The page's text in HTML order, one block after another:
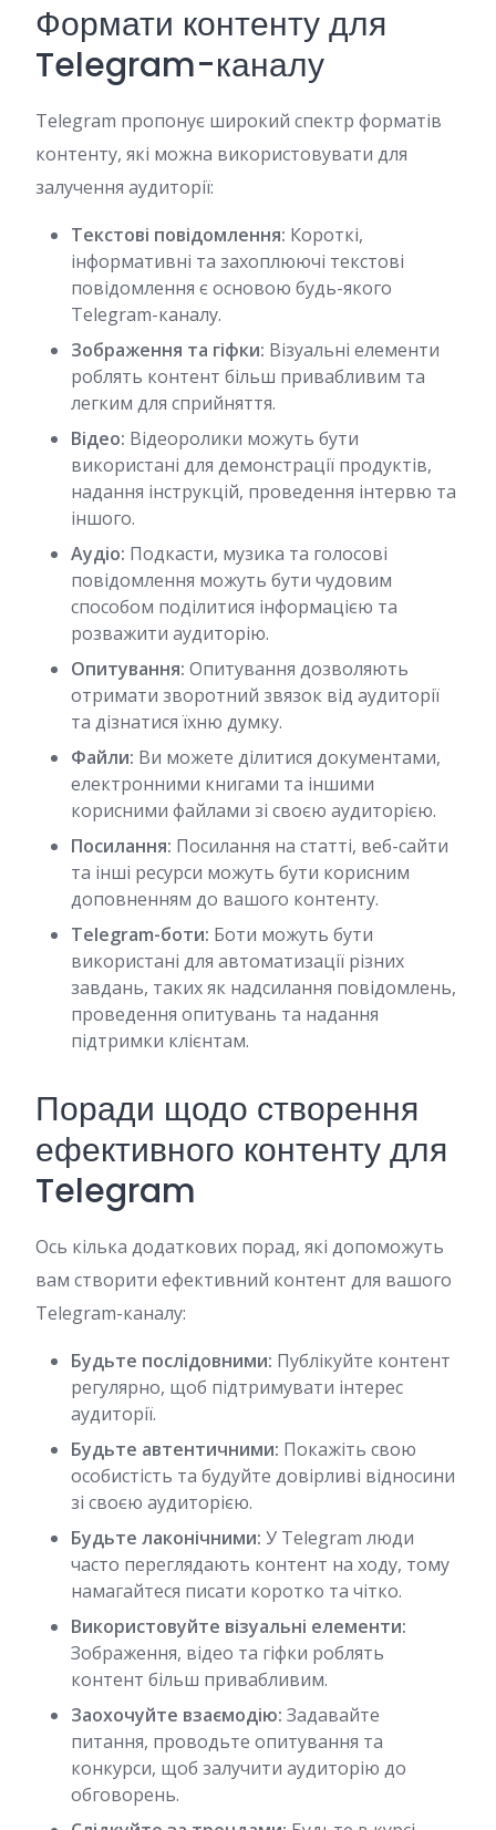
Формати контенту для
Telegram-каналу
Telegram пропонує широкий спектр форматів
контенту, які можна використовувати для
залучення аудиторії:
Текстові повідомлення: Короткі,
інформативні та захоплюючі текстові
повідомлення є основою будь-якого
Telegram-каналу.
Зображення та гіфки: Візуальні елементи
роблять контент більш привабливим та
легким для сприйняття.
Відео: Відеоролики можуть бути
використані для демонстрації продуктів,
надання інструкцій, проведення інтервю та
іншого.
Аудіо: Подкасти, музика та голосові
повідомлення можуть бути чудовим
способом поділитися інформацією та
розважити аудиторію.
Опитування: Опитування дозволяють
отримати зворотний звязок від аудиторії
та дізнатися їхню думку.
Файли: Ви можете ділитися документами,
електронними книгами та іншими
корисними файлами зі своєю аудиторією.
Посилання: Посилання на статті, веб-сайти
та інші ресурси можуть бути корисним
доповненням до вашого контенту.
Telegram-боти: Боти можуть бути
використані для автоматизації різних
завдань, таких як надсилання повідомлень,
проведення опитувань та надання
підтримки клієнтам.
Поради щодо створення
ефективного контенту для
Telegram
Ось кілька додаткових порад, які допоможуть
вам створити ефективний контент для вашого
Telegram-каналу:
Будьте послідовними: Публікуйте контент
регулярно, щоб підтримувати інтерес
аудиторії.
Будьте автентичними: Покажіть свою
особистість та будуйте довірливі відносини
зі своєю аудиторією.
Будьте лаконічними: У Telegram люди
часто переглядають контент на ходу, тому
намагайтеся писати коротко та чітко.
Використовуйте візуальні елементи:
Зображення, відео та гіфки роблять
контент більш привабливим.
Заохочуйте взаємодію: Задавайте
питання, проводьте опитування та
конкурси, щоб залучити аудиторію до
обговорень.